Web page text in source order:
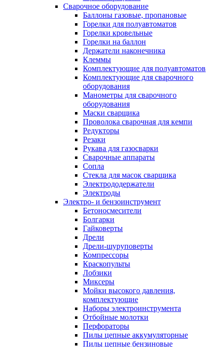
Сварочное оборудование
Баллоны газовые, пропановые
Горелки для полуавтоматов
Горелки кровельные
Горелки на баллон
Держатели наконечника
Клеммы
Комплектующие для полуавтоматов
Комплектующие для сварочного
оборудования
Манометры для сварочного
оборудования
Маски сварщика
Проволока сварочная для кемпи
Редукторы
Резаки
Рукава для газосварки
Сварочные аппараты
Сопла
Стекла для масок сварщика
Электрододержатели
Электроды
Электро- и бензоинструмент
Бетоносмесители
Болгарки
Гайковерты
Дрели
Дрели-шуруповерты
Компрессоры
Краскопульты
Лобзики
Миксеры
Мойки высокого давления,
комплектующие
Наборы электроинструмента
Отбойные молотки
Перфораторы
Пилы цепные аккумуляторные
Пилы цепные бензиновые